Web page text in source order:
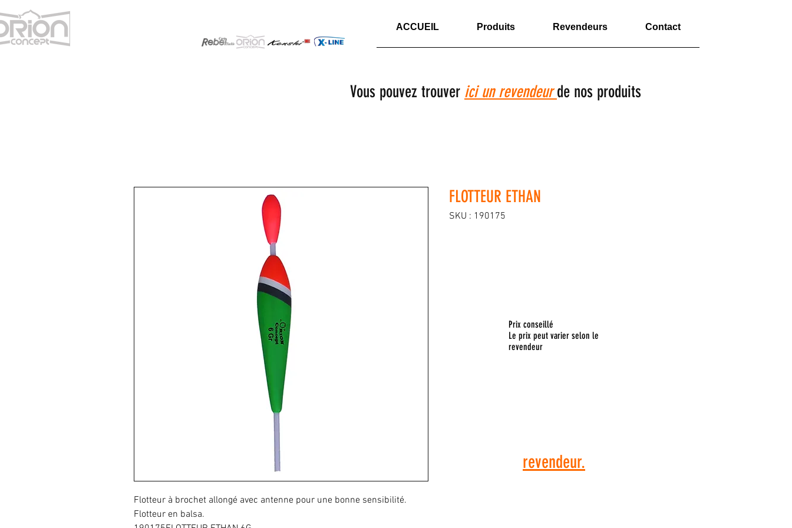
ACCUEIL Produits Revendeurs Contact
Vous pouvez trouver ici un revendeurde nos produits
Flotteur à brochet allongé avec antenne pour une bonne sensibilité.
Flotteur en balsa.
FLOTTEUR ETHAN
SKU : 190175
Prix conseillé
Le prix peut varier selon le
revendeur
revendeur.